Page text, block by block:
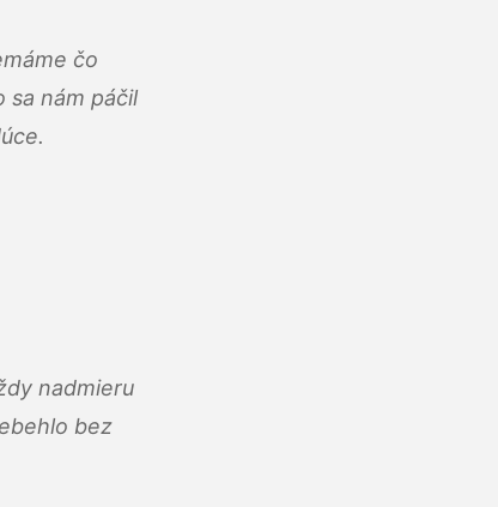
čo
nám páčil
nadmieru
bez